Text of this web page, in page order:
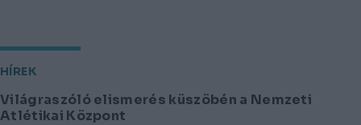
HÍREK
Világraszóló elismerés küszöbén a Nemzeti
Atlétikai Központ